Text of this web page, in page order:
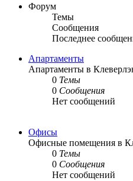
Форум
Темы
Сообщения
Последнее
Апартаменты
Апартаменты в
0 Темы
0 Сообщения
Нет сообщений
Офисы
Офисные помещения в
0 Темы
0 Сообщения
Нет сообщений